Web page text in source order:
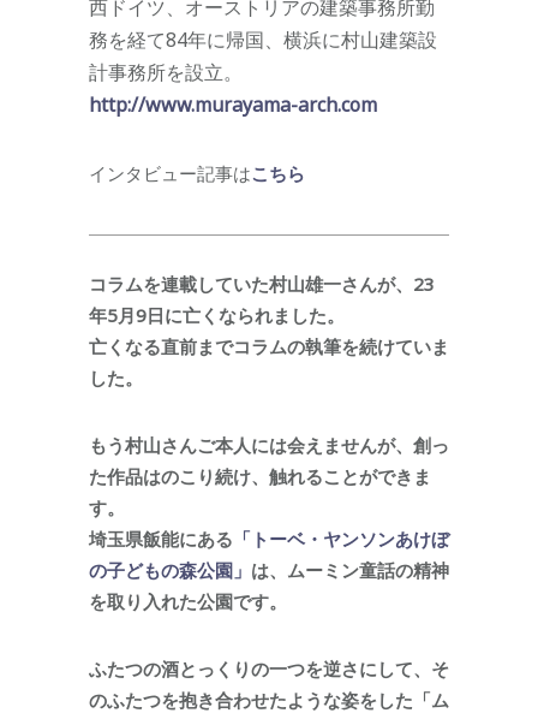
西ドイツ、オーストリアの建築事務所勤
務を経て84年に帰国、横浜に村山建築設
計事務所を設立。
http://www.murayama-arch.com
インタビュー記事はこちら
コラムを連載していた村山雄一さんが、23
年5月9日に亡くなられました。
亡くなる直前までコラムの執筆を続けていま
した。
もう村山さんご本人には会えませんが、創っ
た作品はのこり続け、触れることができま
す。
埼玉県飯能にある 「トーベ・ヤンソンあけぼ
の子どもの森公園」 は、ムーミン童話の精神
を取り入れた公園です。
ふたつの酒とっくりの一つを逆さにして、そ
のふたつを抱き合わせたような姿をした「ム